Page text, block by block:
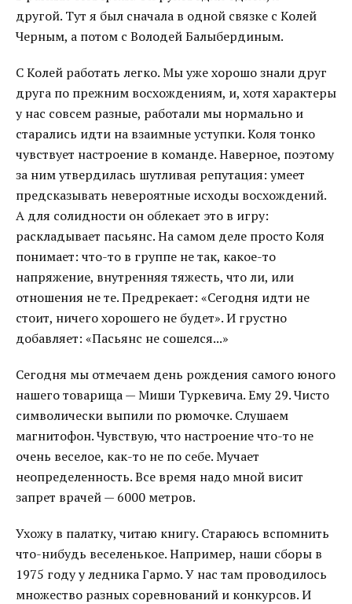
другой. Тут я был сначала в одной связке с Колей
Черным, а потом с Володей Балыбердиным.
С Колей работать легко. Мы уже хорошо знали друг
друга по прежним восхождениям, и, хотя характеры
у нас совсем разные, работали мы нормально и
старались идти на взаимные уступки. Коля тонко
чувствует настроение в команде. Наверное, поэтому
за ним утвердилась шутливая репутация: умеет
предсказывать невероятные исходы восхождений.
А для солидности он облекает это в игру:
раскладывает пасьянс. На самом деле просто Коля
понимает: что-то в группе не так, какое-то
напряжение, внутренняя тяжесть, что ли, или
отношения не те. Предрекает: «Сегодня идти не
стоит, ничего хорошего не будет». И грустно
добавляет: «Пасьянс не сошелся...»
Сегодня мы отмечаем день рождения самого юного
нашего товарища — Миши Туркевича. Ему 29. Чисто
символически выпили по рюмочке. Слушаем
магнитофон. Чувствую, что настроение что-то не
очень веселое, как-то не по себе. Мучает
неопределенность. Все время надо мной висит
запрет врачей — 6000 метров.
Ухожу в палатку, читаю книгу. Стараюсь вспомнить
что-нибудь веселенькое. Например, наши сборы в
1975 году у ледника Гармо. У нас там проводилось
множество разных соревнований и конкурсов. И